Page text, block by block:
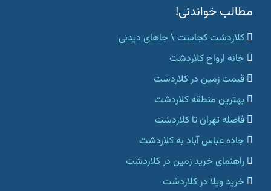
مطالب خواندنی!
کلاردشت کجاست \ جاهای دیدنی
خانه ارواح کلاردشت
قیمت زمین در کلاردشت
بهترین منطقه کلاردشت
فاصله تهران تا کلاردشت
جاده عباس آباد به کلاردشت
راهنمای خرید زمین در کلاردشت
خرید ویلا در کلاردشت